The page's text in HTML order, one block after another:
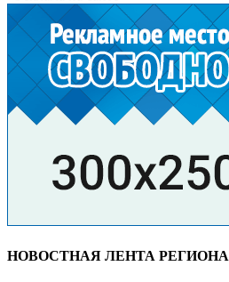
НОВОСТНАЯ ЛЕНТА РЕГИОНА